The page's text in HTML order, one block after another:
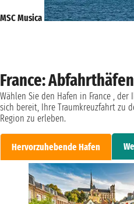
MSC Musica
France: Abfahrthäfen
Wählen Sie den Hafen in France ,
sich bereit, Ihre Traumkreuzfahrt zu
Region zu erleben.
Hervorzuhebende Hafen